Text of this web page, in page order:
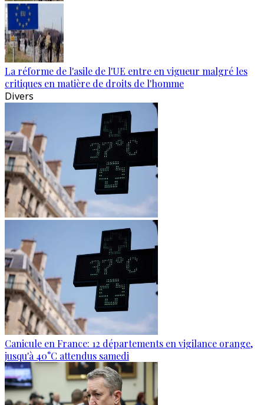
La réforme de l'asile de l'UE entre en vigueur malgré les
critiques en matière de droits de l'homme
Divers
Canicule en France: 12 départements en vigilance orange,
jusqu'à 40°C attendus samedi